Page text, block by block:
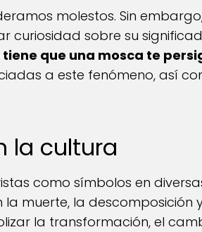
molestos. Sin
curiosidad sobre su
que una mosca te
a este fenómeno, así
la cultura
como símbolos en
muerte, la descomposición
la transformación, el